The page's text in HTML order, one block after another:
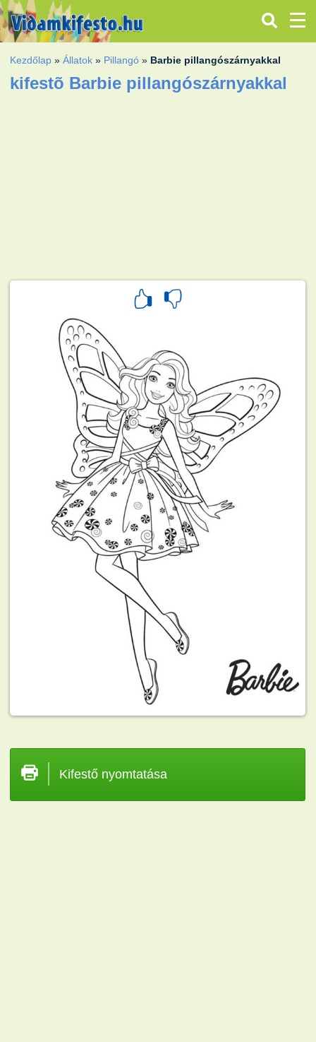
Kezdőlap »Állatok » Pillangó » Barbie pillangószárnyakkal
kifestõ Barbie pillangószárnyakkal
Kifestő nyomtatása